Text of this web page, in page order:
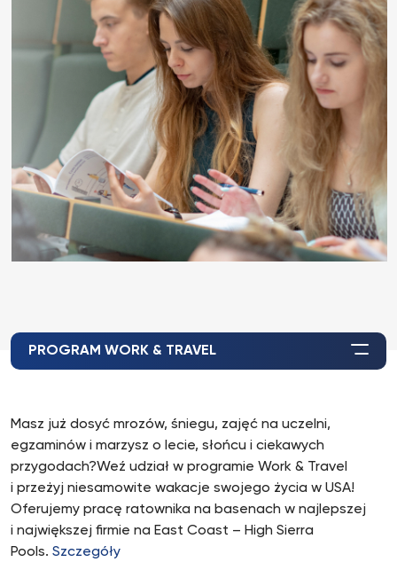
PROGRAM WORK & TRAVEL
Masz już dosyć mrozów, śniegu, zajęć na uczelni,
egzaminów i marzysz o lecie, słońcu i ciekawych
przygodach?Weź udział w programie Work & Travel
i przeżyj niesamowite wakacje swojego życia w USA!
Oferujemy pracę ratownika na basenach w najlepszej
i największej firmie na East Coast – High Sierra
Pools. Szczegóły